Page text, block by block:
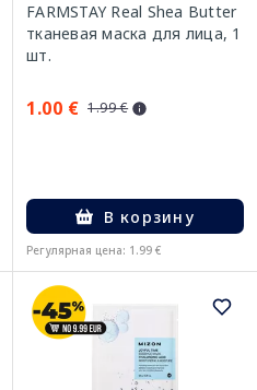
FARMSTAY Real Shea Butter
тканевая маска для лица, 1
шт.
1.00 € 1.99 €
В корзину
Регулярная цена: 1.99 €